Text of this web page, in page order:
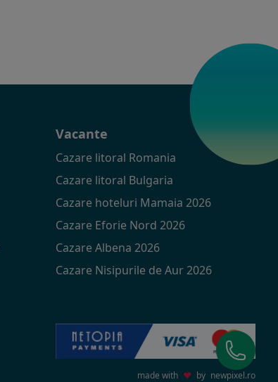
Vacante
Cazare litoral Romania
Cazare litoral Bulgaria
Cazare hoteluri Mamaia 2026
Cazare Eforie Nord 2026
Cazare Albena 2026
Cazare Nisipurile de Aur 2026
made with ♥ by newpixel.ro